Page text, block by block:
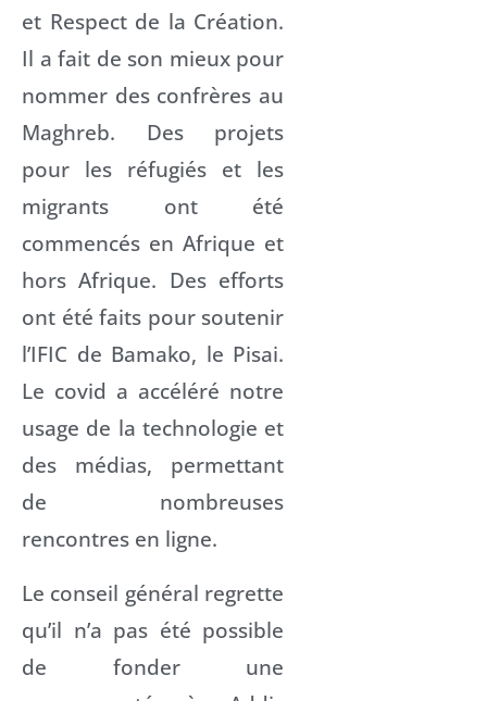
et Respect de la Création.
Il a fait de son mieux pour
nommer des confrères au
Maghreb. Des projets
pour les réfugiés et les
migrants ont été
commencés en Afrique et
hors Afrique. Des efforts
ont été faits pour soutenir
l’IFIC de Bamako, le Pisai.
Le covid a accéléré notre
usage de la technologie et
des médias, permettant
de nombreuses
rencontres en ligne.
Le conseil général regrette
qu’il n’a pas été possible
de fonder une